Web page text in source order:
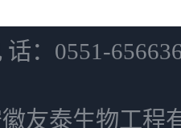
：0551-
友泰生物工程